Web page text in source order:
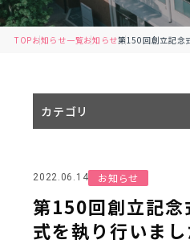
TOPお知らせ一覧お知らせ第150回創立記念
2022.06.14 お知らせ
第150回創立記念
式を執り行いまし
カテゴリ